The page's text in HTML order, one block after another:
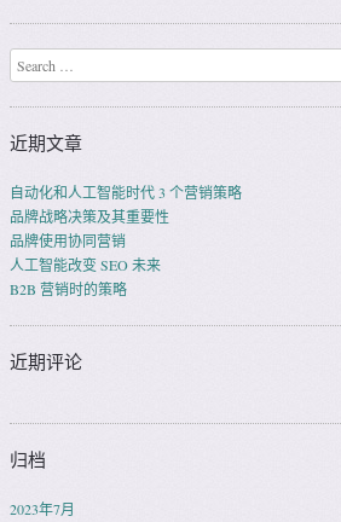
Post navigation
Search
近期文章
自动化和人工智能时代 3 个营销策略
品牌战略决策及其重要性
品牌使用协同营销
人工智能改变 SEO 未来
B2B 营销时的策略
近期评论
归档
2023年7月